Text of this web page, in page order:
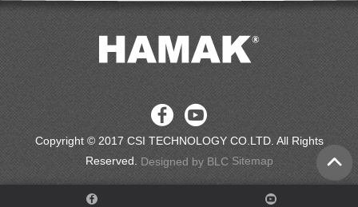
Copyright © 2017 CSI TECHNOLOGY CO.LTD. All Rights
Reserved. Designed by BLC Sitemap